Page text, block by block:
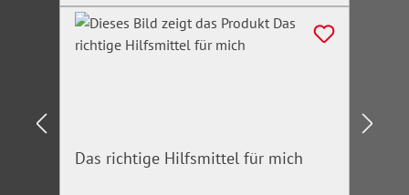
Das richtige Hilfsmittel für mich